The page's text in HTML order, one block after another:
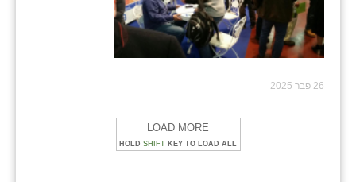
26 פבר 2025
LOAD MORE
HOLD SHIFT KEY TO LOAD ALL